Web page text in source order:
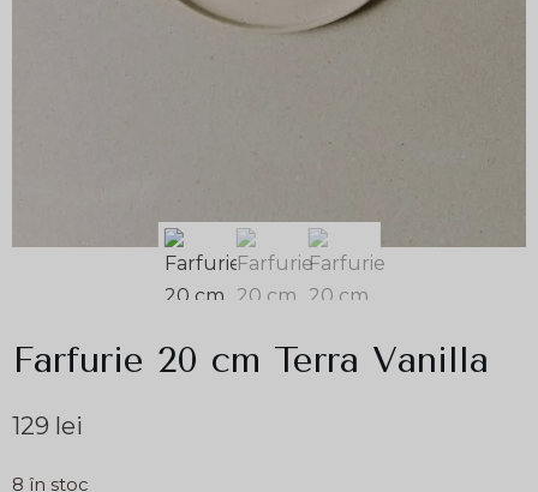
Farfurie 20 cm Terra Vanilla
129 lei
8 în stoc